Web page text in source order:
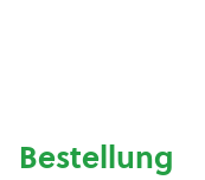
Bestellung